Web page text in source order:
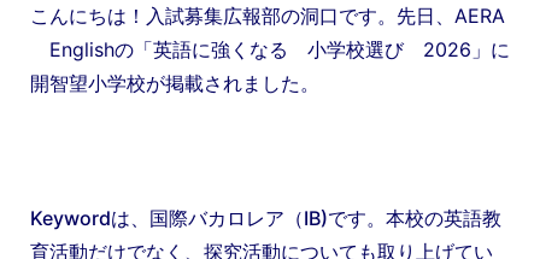
こんにちは！入試募集広報部の洞口です。先日、AERA
Englishの「英語に強くなる 小学校選び 2026」に
開智望小学校が掲載されました。
Keywordは、国際バカロレア（IB)です。本校の英語教
育活動だけでなく、探究活動についても取り上げてい